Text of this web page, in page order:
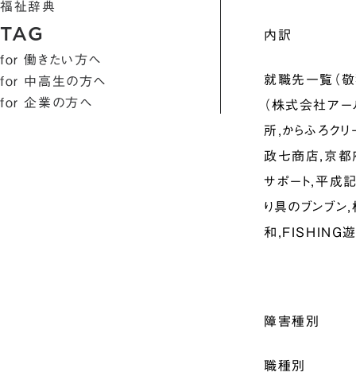
福祉辞典
TAG
for 働きたい方へ
for 中高生の方へ
for 企業の方へ
内訳
就職先一覧（
（株式会社ア
所,からふろク
政七商店,京都
サポート,平成
り具のブンブ
和,FISHING遊
障害種別
職種別